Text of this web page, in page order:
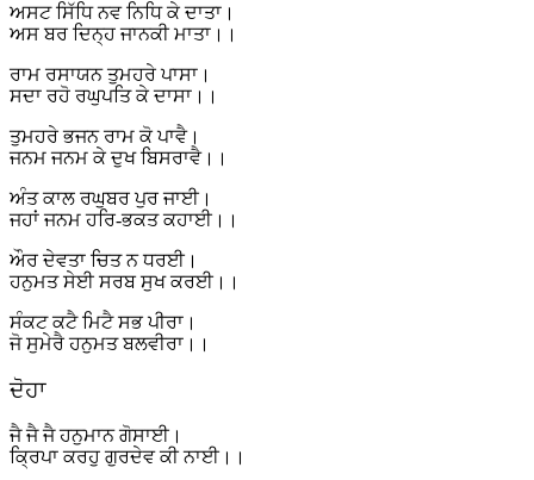
ਅਸਟ ਸਿੱਧਿ ਨਵ ਨਿਧਿ ਕੇ ਦਾਤਾ।
ਅਸ ਬਰ ਦਿਨ੍ਹ ਜਾਨਕੀ ਮਾਤਾ।।
ਰਾਮ ਰਸਾਯਨ ਤੁਮਹਰੇ ਪਾਸਾ।
ਸਦਾ ਰਹੋ ਰਘੁਪਤਿ ਕੇ ਦਾਸਾ।।
ਤੁਮਹਰੇ ਭਜਨ ਰਾਮ ਕੋ ਪਾਵੈ।
ਜਨਮ ਜਨਮ ਕੇ ਦੁਖ ਬਿਸਰਾਵੈ।।
ਅੰਤ ਕਾਲ ਰਘੁਬਰ ਪੁਰ ਜਾਈ।
ਜਹਾਂ ਜਨਮ ਹਰਿ-ਭਕਤ ਕਹਾਈ।।
ਔਰ ਦੇਵਤਾ ਚਿਤ ਨ ਧਰਈ।
ਹਨੁਮਤ ਸੇਈ ਸਰਬ ਸੁਖ ਕਰਈ।।
ਸੰਕਟ ਕਟੈ ਮਿਟੈ ਸਭ ਪੀਰਾ।
ਜੋ ਸੁਮੇਰੈ ਹਨੁਮਤ ਬਲਵੀਰਾ।।
ਦੋਹਾ
ਜੈ ਜੈ ਜੈ ਹਨੁਮਾਨ ਗੋਸਾਈ।
ਕ੍ਰਿਪਾ ਕਰਹੁ ਗੁਰਦੇਵ ਕੀ ਨਾਈ।।